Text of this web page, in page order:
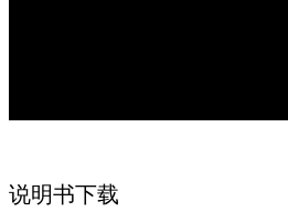
说明书下载